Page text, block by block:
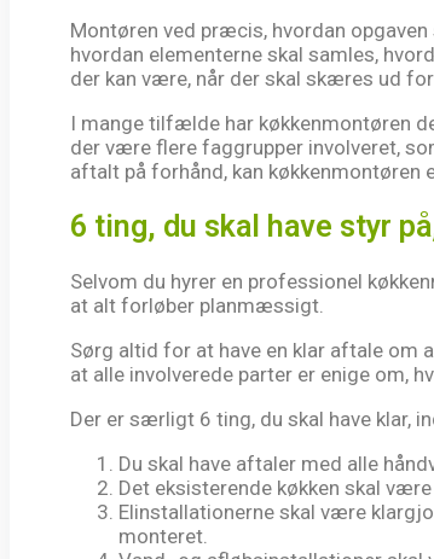
Montøren ved præcis, hvordan
hvordan elementerne skal samles,
der kan være, når der skal skæres ud
I mange tilfælde har køkkenmontøren
der være flere faggrupper involveret,
aftalt på forhånd, kan
6 ting, du skal have styr
Selvom du hyrer en professionel
at alt forløber planmæssigt.
Sørg altid for at have en klar aftale om
at alle involverede parter er enige om,
Der er særligt 6 ting, du skal have klar,
Du skal have aftaler med alle
Det eksisterende køkken skal
Elinstallationerne skal være
monteret.